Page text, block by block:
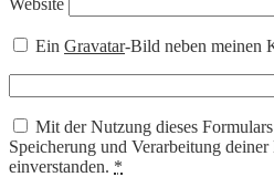
EinGravatar-Bild neben meinen
Mit der Nutzung dieses
Speicherung und Verarbeitung
einverstanden. *